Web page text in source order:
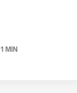
1 MIN